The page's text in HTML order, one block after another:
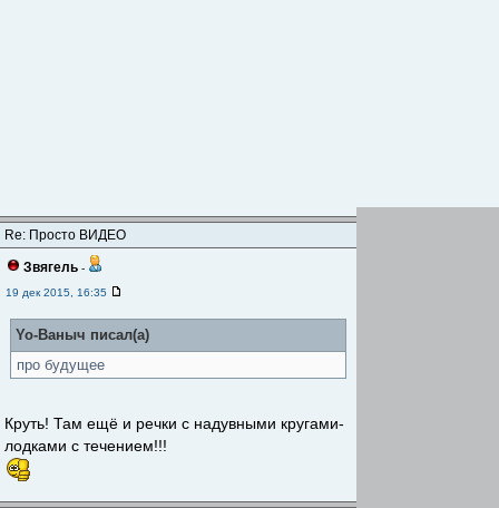
Re: Просто ВИДЕО
Звягель -
19 дек 2015, 16:35
Yo-Ваныч писал(а)
про будущее
Круть! Там ещё и речки с надувными кругами-
лодками с течением!!!